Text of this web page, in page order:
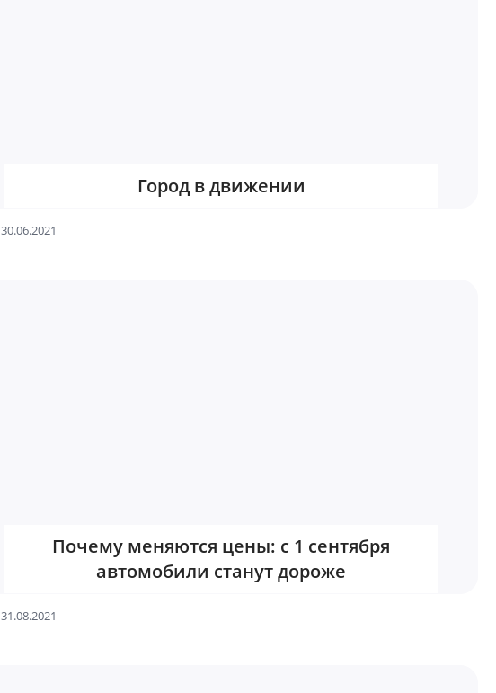
Город в движении
30.06.2021
Почему меняются цены: с 1 сентября
автомобили станут дороже
31.08.2021